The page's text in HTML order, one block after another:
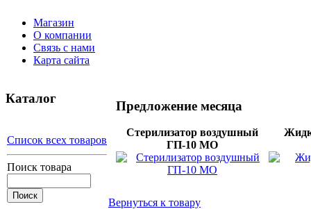
Магазин
О компании
Связь с нами
Карта сайта
Каталог
Список всех товаров
Поиск товара
Предложение месяца
Стерилизатор воздушный
ГП-10 МО
Вернуться к товару